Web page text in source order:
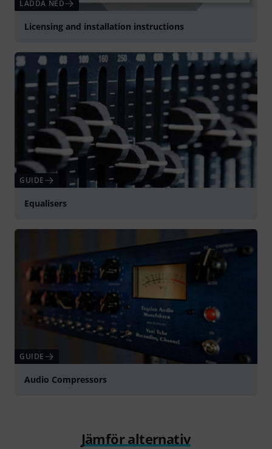
LADDA NED
Licensing and installation instructions
GUIDE
Equalisers
GUIDE
Audio Compressors
Jämför alternativ